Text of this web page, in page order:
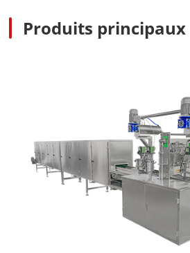
Produits principaux